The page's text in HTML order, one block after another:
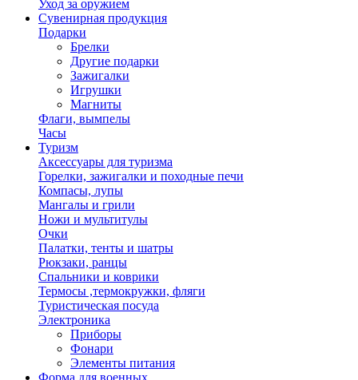
Уход за оружием
Сувенирная продукция
Подарки
Брелки
Другие подарки
Зажигалки
Игрушки
Магниты
Флаги, вымпелы
Часы
Туризм
Аксессуары для туризма
Горелки, зажигалки и походные печи
Компасы, лупы
Мангалы и грили
Ножи и мультитулы
Очки
Палатки, тенты и шатры
Рюкзаки, ранцы
Спальники и коврики
Термосы ,термокружки, фляги
Туристическая посуда
Электроника
Приборы
Фонари
Элементы питания
Форма для военных